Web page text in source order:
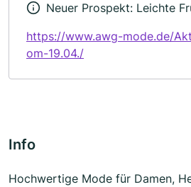
Neuer Prospekt: Leichte
https://www.awg-mode.de/
om-19.04./
Info
Hochwertige Mode für Damen,